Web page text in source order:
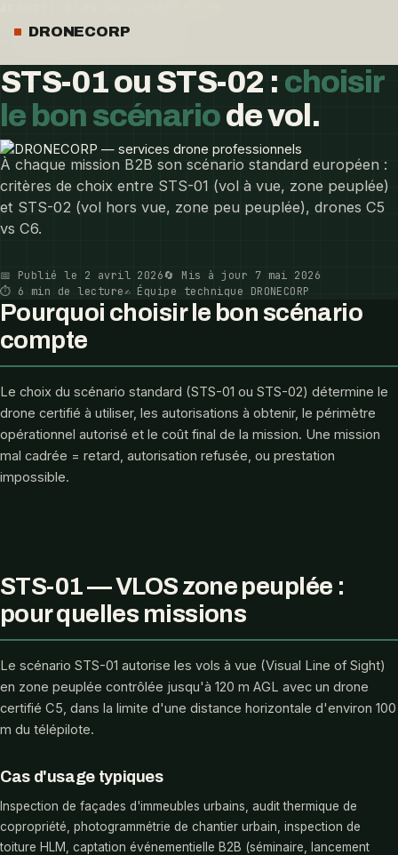
DRONECORP
RÉGLEMENTATION DRONE
STS-01 ou STS-02 : choisir
le bon scénariode vol.
À chaque mission B2B son scénario standard européen :
critères de choix entre STS-01 (vol à vue, zone peuplée)
et STS-02 (vol hors vue, zone peu peuplée), drones C5
vs C6.
📅 Publié le 2 avril 2026🔄 Mis à jour 7 mai 2026
⏱ 6 min de lecture✍️ Équipe technique DRONECORP
Pourquoi choisir le bon scénario
compte
Le choix du scénario standard (STS-01 ou STS-02) détermine le
drone certifié à utiliser, les autorisations à obtenir, le périmètre
opérationnel autorisé et le coût final de la mission. Une mission
mal cadrée = retard, autorisation refusée, ou prestation
impossible.
STS-01 — VLOS zone peuplée :
pour quelles missions
Le scénario STS-01 autorise les vols à vue (Visual Line of Sight)
en zone peuplée contrôlée jusqu'à 120 m AGL avec un drone
certifié C5, dans la limite d'une distance horizontale d'environ 100
m du télépilote.
Cas d'usage typiques
Inspection de façades d'immeubles urbains, audit thermique de
copropriété, photogrammétrie de chantier urbain, inspection de
toiture HLM, captation événementielle B2B (séminaire, lancement